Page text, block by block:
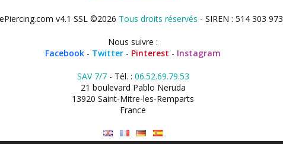
v4.1 SSL ©2026 Tous droits réservés - SIREN : 514 303 973
Nous suivre :
Facebook - Twitter - Pinterest - Instagram
SAV 7/7- Tél. : 06.52.69.79.53
21 boulevard Pablo Neruda
13920 Saint-Mitre-les-Remparts
France